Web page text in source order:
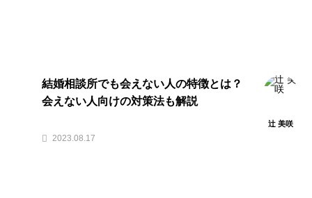
結婚相談所でも会えない人の特徴とは？
会えない人向けの対策法も解説
辻 美咲
2023.08.17